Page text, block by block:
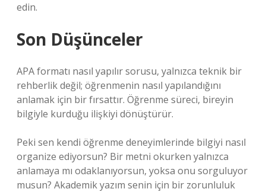
edin.
Son Düşünceler
APA formatı nasıl yapılır sorusu, yalnızca teknik bir
rehberlik değil; öğrenmenin nasıl yapılandığını
anlamak için bir fırsattır. Öğrenme süreci, bireyin
bilgiyle kurduğu ilişkiyi dönüştürür.
Peki sen kendi öğrenme deneyimlerinde bilgiyi nasıl
organize ediyorsun? Bir metni okurken yalnızca
anlamaya mı odaklanıyorsun, yoksa onu sorguluyor
musun? Akademik yazım senin için bir zorunluluk